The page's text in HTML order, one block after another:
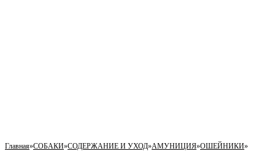
Главная»СОБАКИ»СОДЕРЖАНИЕ И УХОД»АМУНИЦИЯ»ОШЕЙНИКИ»